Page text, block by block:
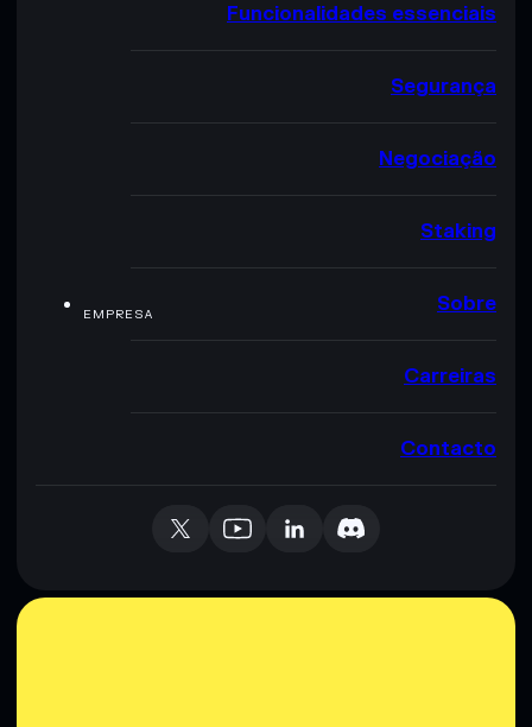
Funcionalidades essenciais
Segurança
Negociação
Staking
EMPRESA Sobre
Carreiras
Contacto